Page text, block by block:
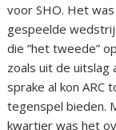
voor SHO. Het
gespeelde
die ”het tweede”
zoals uit de uitslag
sprake al kon ARC
tegenspel bieden.
kwartier was het